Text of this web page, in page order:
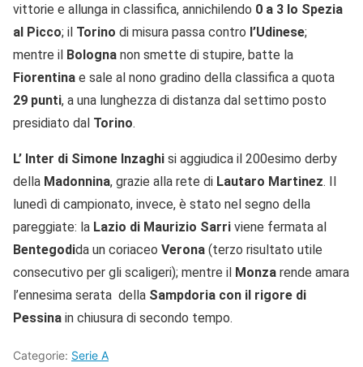
vittorie e allunga in classifica, annichilendo 0 a 3 lo Spezia
al Picco; il Torino di misura passa contro l’Udinese;
mentre il Bologna non smette di stupire, batte la
Fiorentina e sale al nono gradino della classifica a quota
29 punti, a una lunghezza di distanza dal settimo posto
presidiato dal Torino.
L’ Inter di Simone Inzaghi si aggiudica il 200esimo derby
della Madonnina, grazie alla rete di Lautaro Martinez. Il
lunedì di campionato, invece, è stato nel segno della
pareggiate: la Lazio di Maurizio Sarri viene fermata al
Bentegodida un coriaceo Verona (terzo risultato utile
consecutivo per gli scaligeri); mentre il Monza rende amara
l’ennesima serata della Sampdoria con il rigore di
Pessina in chiusura di secondo tempo.
Categorie: Serie A